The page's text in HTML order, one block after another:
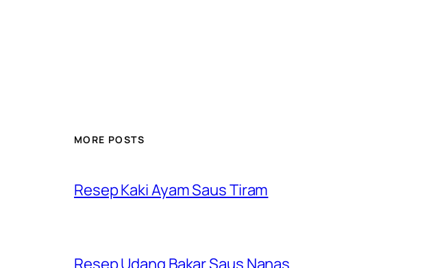
MORE POSTS
Resep Kaki Ayam Saus Tiram
Resep Udang Bakar Saus Nanas